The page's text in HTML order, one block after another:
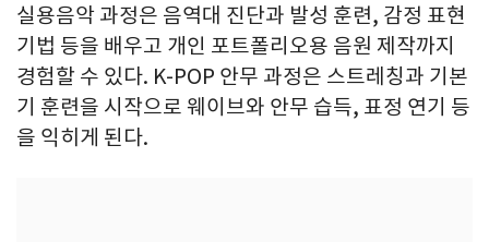
실용음악 과정은 음역대 진단과 발성 훈련, 감정 표현
기법 등을 배우고 개인 포트폴리오용 음원 제작까지
경험할 수 있다. K-POP 안무 과정은 스트레칭과 기본
기 훈련을 시작으로 웨이브와 안무 습득, 표정 연기 등
을 익히게 된다.